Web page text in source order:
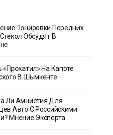
Тонировки Передних
Обсудят В
«прокатил» На Капоте
В Шымкенте
Ли Амнистия Для
Авто С Российскими
Мнение Эксперта